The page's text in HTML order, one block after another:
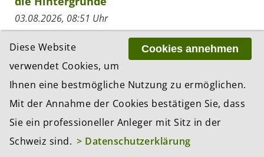
03.08.2026, 08:51 Uhr
Der US-Dollar hat am Montag gegenüber dem
japanischen Yen deutlich nachgegeben, nachdem
US-Präsident Donald Trump und Japans
Finanzministerin Satsuki Katayama die gemeinsame
Marktintervention...
ZUR RESSORT-ÜBERSICHT «INVESTMENTS»
Cookies annehmen
Diese Website
verwendet Cookies, um
Ihnen eine bestmögliche Nutzung zu ermöglichen.
Mit der Annahme der Cookies bestätigen Sie, dass
Sie ein professioneller Anleger mit Sitz in der
Schweiz sind. > Datenschutzerklärung